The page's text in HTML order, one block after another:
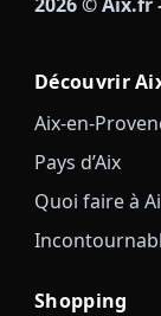
Découvrir
Aix-en-
Pays d’Aix
Quoi faire à
Shopping